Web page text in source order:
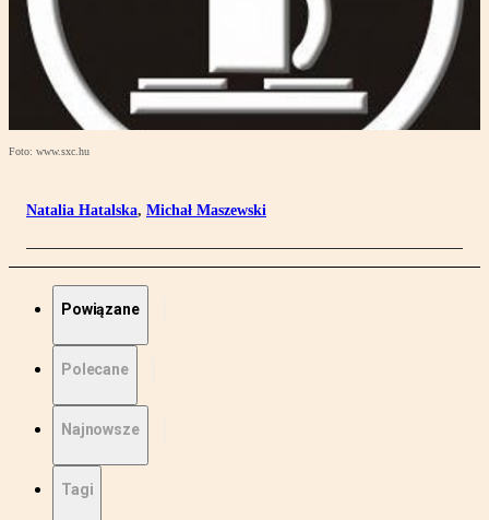
Foto: www.sxc.hu
Natalia Hatalska, Michał Maszewski
Powiązane
Polecane
Najnowsze
Tagi